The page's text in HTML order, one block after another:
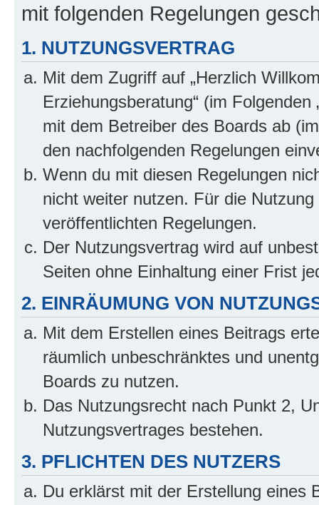
mit folgenden Regelungen
1. NUTZUNGSVERTRAG
Mit dem Zugriff auf „Herzlich
Erziehungsberatung“ (im
mit dem Betreiber des Boards ab
den nachfolgenden Regelungen
Wenn du mit diesen Regelungen
nicht weiter nutzen. Für die
veröffentlichten Regelungen.
Der Nutzungsvertrag wird auf
Seiten ohne Einhaltung einer Frist
2. EINRÄUMUNG VON
Mit dem Erstellen eines Beitrags
räumlich unbeschränktes und
Boards zu nutzen.
Das Nutzungsrecht nach Punkt 2,
Nutzungsvertrages bestehen.
3. PFLICHTEN DES NUTZERS
Du erklärst mit der Erstellung eines